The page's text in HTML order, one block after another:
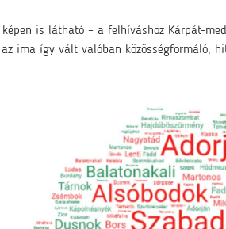
is látható – a felhíváshoz Kárpát-
ima így vált valóban közösségformáló,